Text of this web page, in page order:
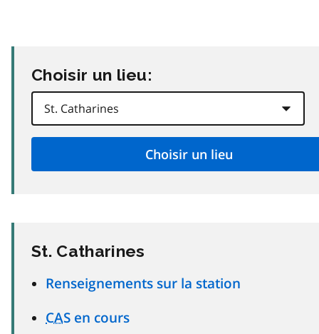
Choisir un lieu:
St. Catharines
Renseignements sur la station
CAS en cours